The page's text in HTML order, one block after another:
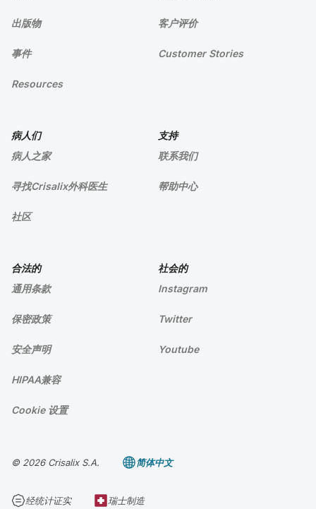
出版物
事件
Resources
客户评价
Customer Stories
病人们
病人之家
寻找Crisalix外科医生
社区
支持
联系我们
帮助中心
合法的
通用条款
保密政策
安全声明
HIPAA兼容
Cookie 设置
社会的
Instagram
Twitter
Youtube
© 2026 Crisalix S.A. 简体中文
经统计证实 瑞士制造